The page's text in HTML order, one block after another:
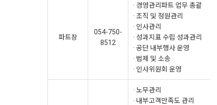
파트장
054-750-
8512
· 경영관리파트 업무 총괄
· 조직 및 정원관리
· 인사관리
· 성과지표 수립·성과관리
· 공단 내부행사 운영
· 법제 및 소송
· 인사위원회 운영
· 노무관리
· 내부고객만족도 관리